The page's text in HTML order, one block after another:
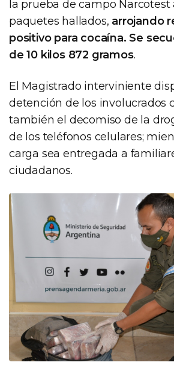
la prueba de campo Narcotest
paquetes hallados, arrojando
positivo para cocaína. Se
de 10 kilos 872 gramos.
El Magistrado interviniente
detención de los involucrados
también el decomiso de la
de los teléfonos celulares;
carga sea entregada a
ciudadanos.